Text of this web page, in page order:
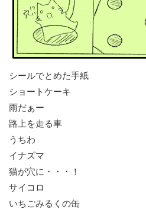
シールでとめた手紙
ショートケーキ
雨だぁー
路上を走る車
うちわ
イナズマ
猫が穴に・・・！
サイコロ
いちごみるくの缶